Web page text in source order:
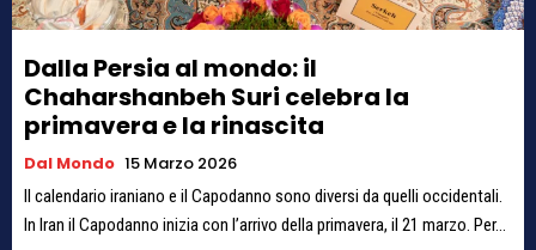
Dalla Persia al mondo: il
Chaharshanbeh Suri celebra la
primavera e la rinascita
Dal Mondo 15 Marzo 2026
Il calendario iraniano e il Capodanno sono diversi da quelli occidentali.
In Iran il Capodanno inizia con l’arrivo della primavera, il 21 marzo. Per...